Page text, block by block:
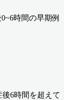
時間の早期例
6時間を超えて